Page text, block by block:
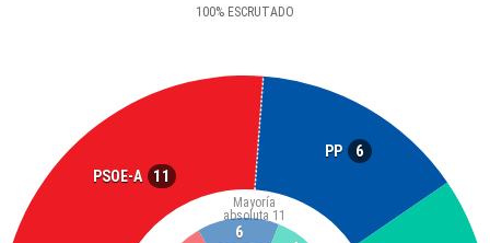
100% ESCRUTADO
PSOE-A 11
PP 6
Mayoría
absoluta 11
6